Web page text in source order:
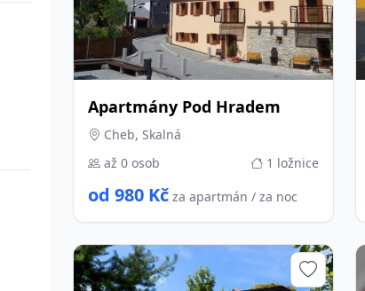
Apartmány Pod Hradem
Cheb, Skalná
až 0 osob
1 ložnice
od 980 Kč za apartmán / za noc